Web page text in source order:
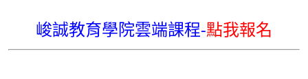
峻誠教育學院雲端課程-點我報名